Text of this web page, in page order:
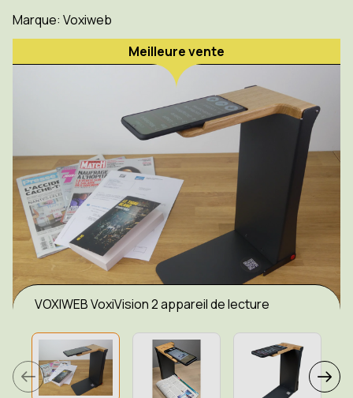
Marque: Voxiweb
Meilleure vente
VOXIWEB VoxiVision 2 appareil de lecture